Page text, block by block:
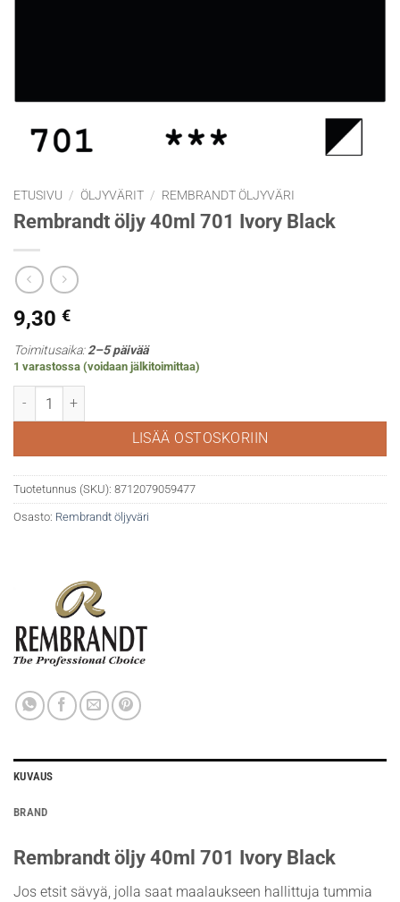
ETUSIVU / ÖLJYVÄRIT / REMBRANDT ÖLJYVÄRI
Rembrandt öljy 40ml 701 Ivory Black
9,30 €
Toimitusaika:2–5 päivää
1 varastossa (voidaan jälkitoimittaa)
Rembrandt öljy 40ml 701 Ivory Black määrä
LISÄÄ OSTOSKORIIN
Tuotetunnus (SKU): 8712079059477
Osasto: Rembrandt öljyväri
KUVAUS
BRAND
Rembrandt öljy 40ml 701 Ivory Black
Jos etsit sävyä, jolla saat maalaukseen hallittuja tummia